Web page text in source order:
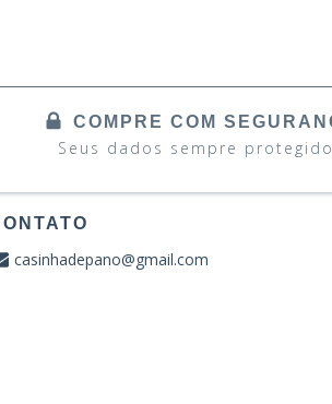
COMPRE COM
Seus dados sempre
casinhadepano@gmail.com